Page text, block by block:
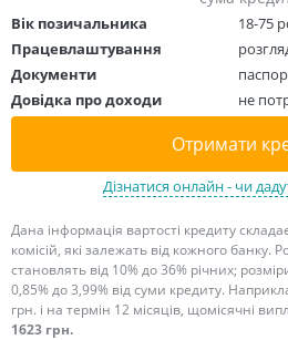
Вік позичальника
18-75
Працевлаштування
Документи
Довідка про доходи
не
Отримати
Дізнатися онлайн - чи
Дана інформація вартості кредиту
комісій, які залежать від кожного банку.
становлять від 10% до 36% річних;
0,85% до 3,99% від суми кредиту.
грн. і на термін 12 місяців, щомісячні
1623 грн.